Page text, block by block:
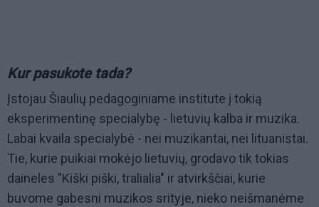
Kur pasukote tada?
Įstojau Šiaulių pedagoginiame institute į tokią
eksperimentinę specialybę - lietuvių kalba ir muzika.
Labai kvaila specialybė - nei muzikantai, nei lituanistai.
Tie, kurie puikiai mokėjo lietuvių, grodavo tik tokias
daineles "Kiški piški, tralialia" ir atvirkščiai, kurie
buvome gabesni muzikos srityje, nieko neišmanėme